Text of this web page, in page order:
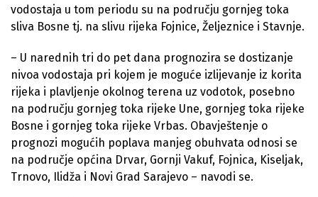
vodostaja u tom periodu su na području gornjeg toka
sliva Bosne tj. na slivu rijeka Fojnice, Željeznice i Stavnje.
– U narednih tri do pet dana prognozira se dostizanje
nivoa vodostaja pri kojem je moguće izlijevanje iz korita
rijeka i plavljenje okolnog terena uz vodotok, posebno
na području gornjeg toka rijeke Une, gornjeg toka rijeke
Bosne i gornjeg toka rijeke Vrbas. Obavještenje o
prognozi mogućih poplava manjeg obuhvata odnosi se
na područje općina Drvar, Gornji Vakuf, Fojnica, Kiseljak,
Trnovo, Ilidža i Novi Grad Sarajevo – navodi se.